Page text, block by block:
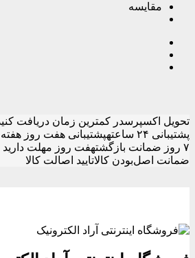
مقایسه
تحویل اکسپرسدر کمترین زمان دریافت
پشتیبانی ۲۴ ساعته
پشتیبانی هفت روز هفته
۷ روز ضمانت بازگشت
هفت روز مهلت دارید
ضمانت اصل‌بودن کالاتایید اصالت کالا